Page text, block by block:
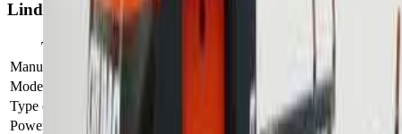
Linde V 10 5212 Electric Order picker
Truck data
Manufacturer
Model
Type of truck
Power unit